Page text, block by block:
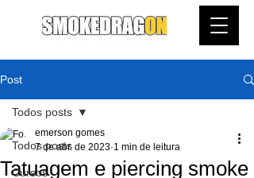
Post
Todos posts
Cursos
Todos posts
Tatuagem e piercing smoke
emerson gomes
7 de abr. de 2023 1 min de leitura